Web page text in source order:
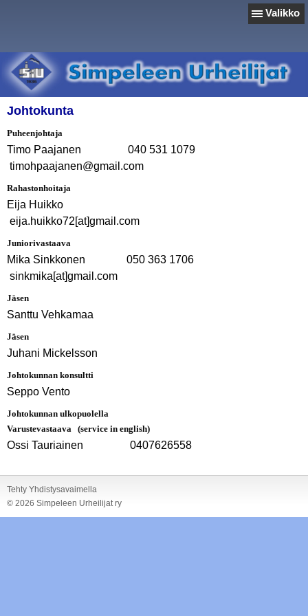
Valikko
Johtokunta
Puheenjohtaja
Timo Paajanen 040 531 1079
timohpaajanen@gmail.com
Rahastonhoitaja
Eija Huikko
eija.huikko72[at]gmail.com
Juniorivastaava
Mika Sinkkonen 050 363 1706
sinkmika[at]gmail.com
Jäsen
Santtu Vehkamaa
Jäsen
Juhani Mickelsson
Johtokunnan konsultti
Seppo Vento
Johtokunnan ulkopuolella
Varustevastaava (service in english)
Ossi Tauriainen 0407626558
Tehty Yhdistysavaimella
© 2026 Simpeleen Urheilijat ry